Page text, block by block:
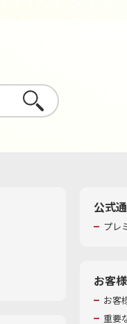
さがす
公式
プレ
お客
お客
重要